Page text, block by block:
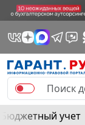
Бюджетный учет